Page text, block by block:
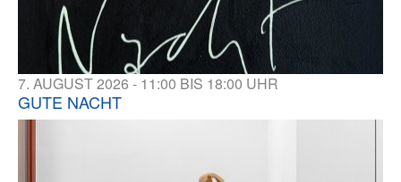
7. AUGUST 2026 - 11:00 BIS 18:00 UHR
GUTE NACHT